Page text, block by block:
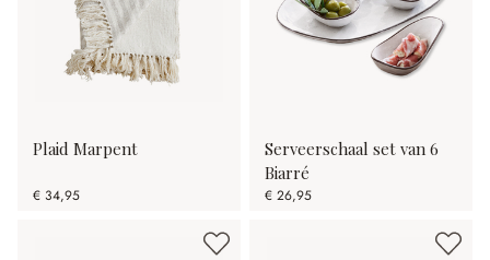
Plaid Marpent
€ 34,95
Serveerschaal set van 6
Biarré
€ 26,95